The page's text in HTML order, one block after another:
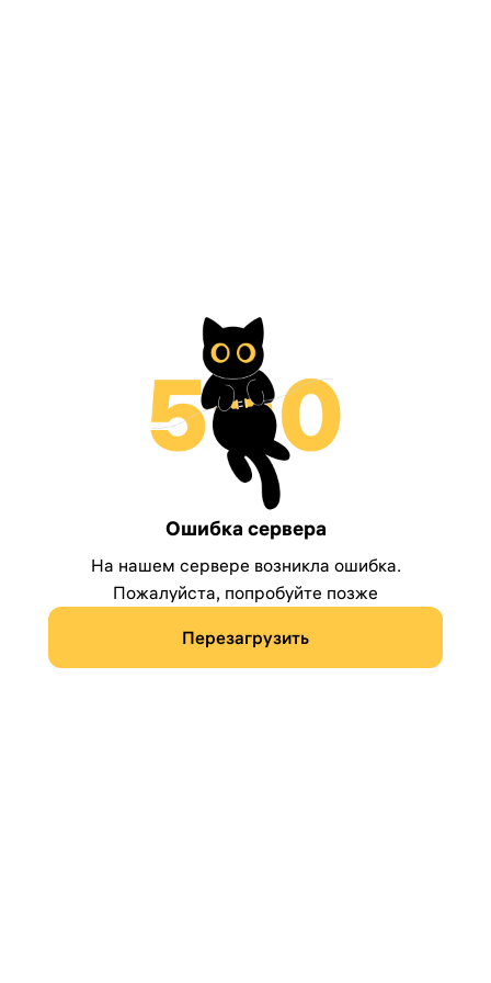
Ошибка сервера
На нашем сервере возникла ошибка.
Пожалуйста, попробуйте позже
Перезагрузить